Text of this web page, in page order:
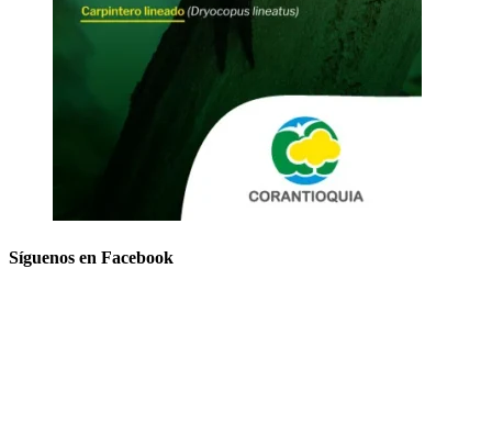
Síguenos en Facebook